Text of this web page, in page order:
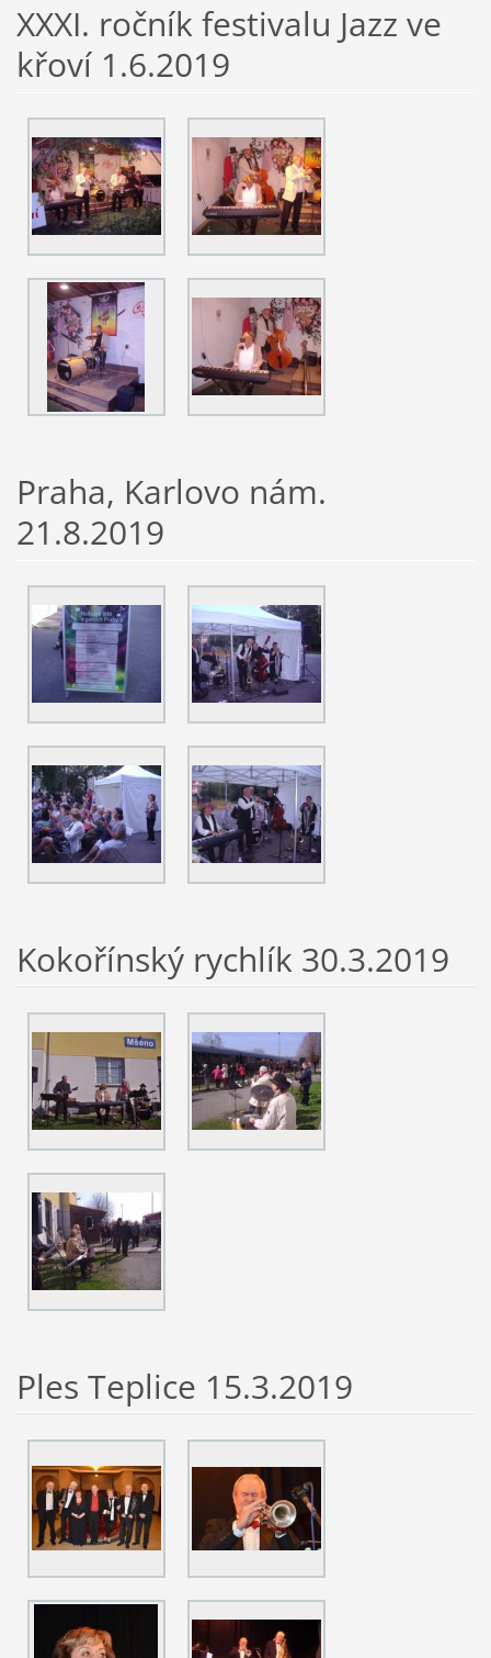
XXXI. ročník festivalu Jazz ve
křoví 1.6.2019
Praha, Karlovo nám.
21.8.2019
Kokořínský rychlík 30.3.2019
Ples Teplice 15.3.2019